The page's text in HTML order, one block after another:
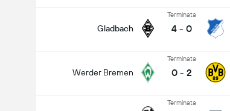
Gladbach
Terminata
4 - 0
Werder Bremen
Terminata
0 - 2
Terminata